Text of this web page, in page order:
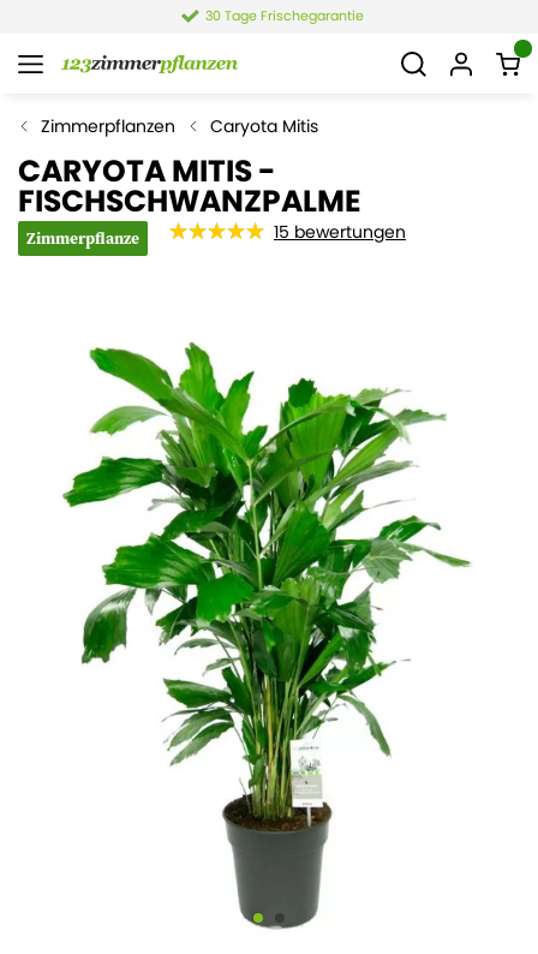
30 Tage Frischegarantie
Zimmerpflanzen Caryota Mitis
CARYOTA MITIS -
FISCHSCHWANZPALME
Zimmerpflanze 15 bewertungen